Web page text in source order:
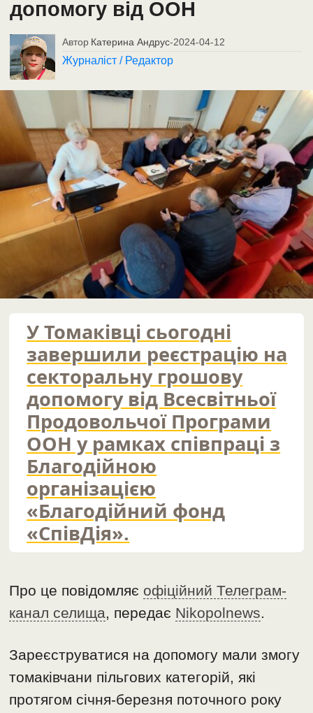
допомогу від ООН
Автор Катерина Андрус-2024-04-12
Журналіст / Редактор
У Томаківці сьогодні
завершили реєстрацію на
секторальну грошову
допомогу від Всесвітньої
Продовольчої Програми
ООН у рамках співпраці з
Благодійною
організацією
«Благодійний фонд
«СпівДія».
Про це повідомляє офіційний Телеграм-
канал селища, передає Nikopolnews.
Зареєструватися на допомогу мали змогу
томаківчани пільгових категорій, які
протягом січня-березня поточного року